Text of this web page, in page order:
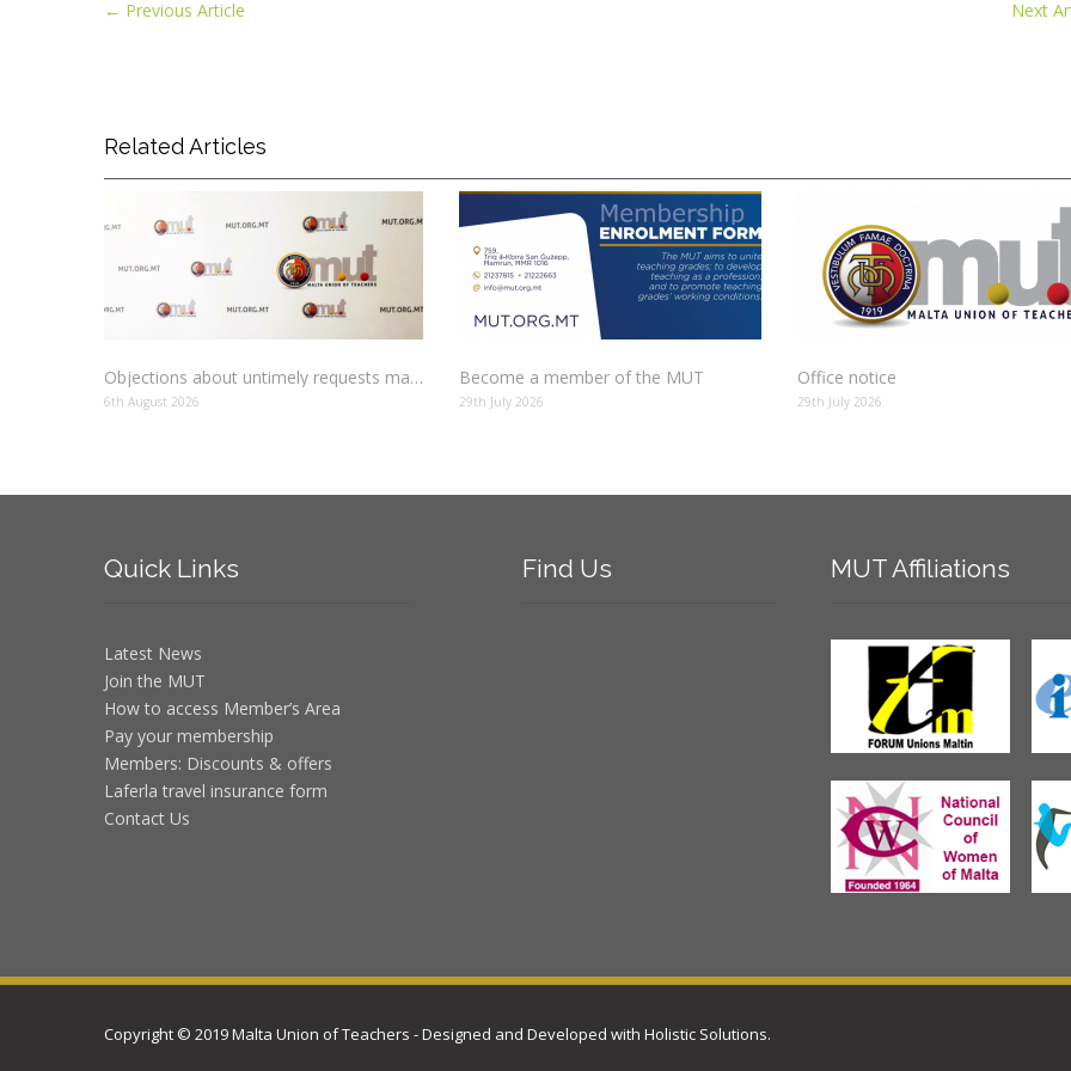
← Previous Article Next
Related Articles
Objections about untimely requests made to schools
6th August 2026
Become a member of the MUT
29th July 2026
Office notice
29th July 2026
Quick Links
Latest News
Join the MUT
How to access Member’s Area
Pay your membership
Members: Discounts & offers
Laferla travel insurance form
Contact Us
Find Us MUTAffiliations
Copyright © 2019 Malta Union of Teachers - Designed and Developed with Holistic Solutions.